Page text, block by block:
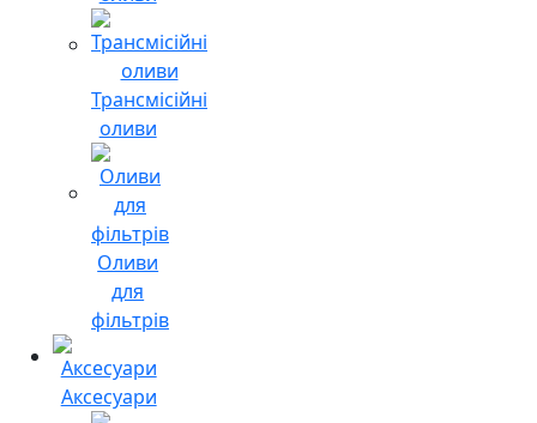
Трансмісійні
оливи
Оливи
для
фільтрів
Аксесуари